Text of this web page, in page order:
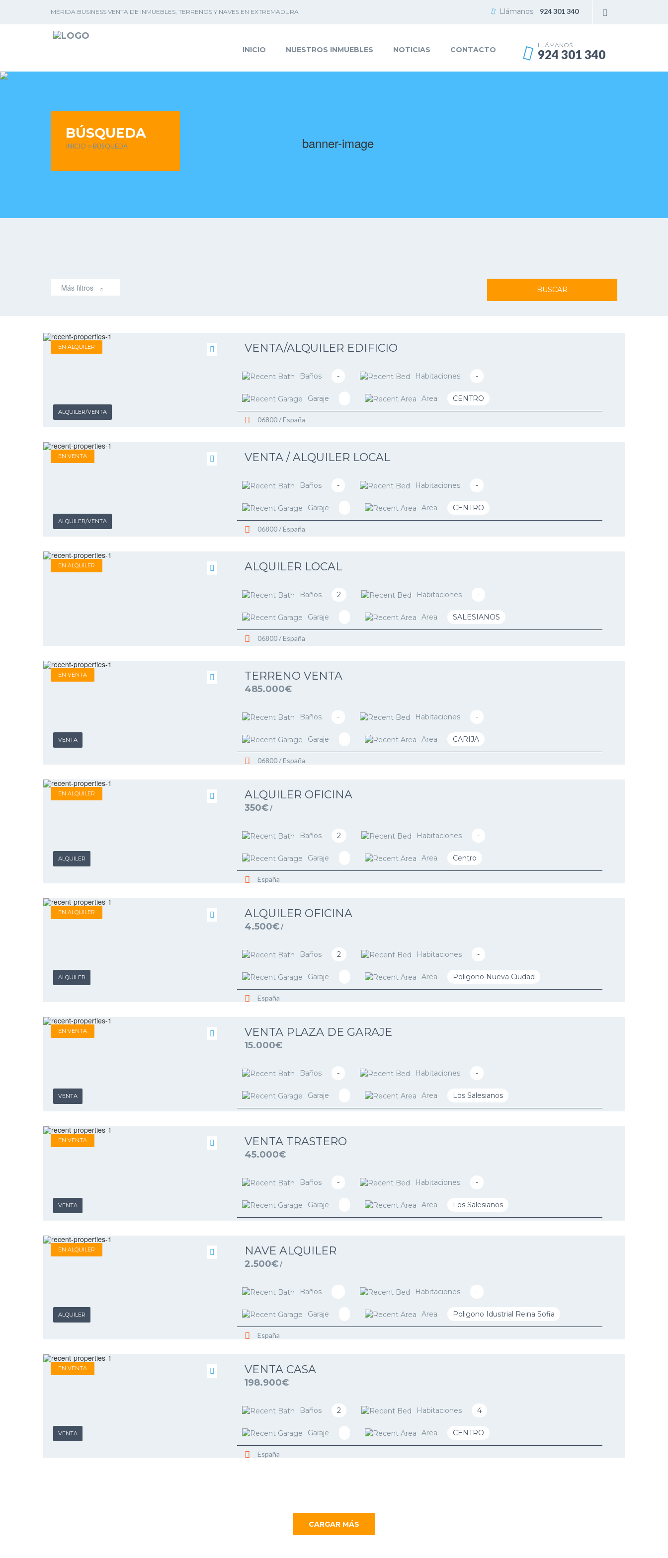
MÉRIDA BUSINESS VENTA DE INMUEBLES, TERRENOS Y NAVES EN EXTREMADURA Llámanos 924 301 340
INICIO NUESTROS INMUEBLES NOTICIAS CONTACTO
LLÁMANOS
924 301 340
BÚSQUEDA
INICIO > BÚSQUEDA
Más filtros BUSCAR
EN ALQUILER
ALQUILER/VENTA
VENTA/ALQUILER EDIFICIO
Baños - Habitaciones -
Garaje Area CENTRO
06800 / España
EN VENTA
ALQUILER/VENTA
VENTA / ALQUILER LOCAL
Baños - Habitaciones -
Garaje Area CENTRO
06800 / España
EN ALQUILER ALQUILER LOCAL
Baños 2 Habitaciones -
Garaje Area SALESIANOS
06800 / España
EN VENTA
VENTA
TERRENO VENTA
485.000€
Baños - Habitaciones -
Garaje Area CARIJA
06800 / España
EN ALQUILER
ALQUILER
ALQUILER OFICINA
350€ /
Baños 2 Habitaciones -
Garaje Area Centro
España
EN ALQUILER
ALQUILER
ALQUILER OFICINA
4.500€ /
Baños 2 Habitaciones -
Garaje Area Poligono Nueva Ciudad
España
EN VENTA
VENTA
VENTA PLAZA DE GARAJE
15.000€
Baños - Habitaciones -
Garaje Area Los Salesianos
EN VENTA
VENTA
VENTA TRASTERO
45.000€
Baños - Habitaciones -
Garaje Area Los Salesianos
EN ALQUILER
ALQUILER
NAVE ALQUILER
2.500€ /
Baños - Habitaciones -
Garaje Area Poligono Idustrial Reina Sofia
España
EN VENTA
VENTA
VENTA CASA
198.900€
Baños 2 Habitaciones 4
Garaje Area CENTRO
España
CARGAR MÁS